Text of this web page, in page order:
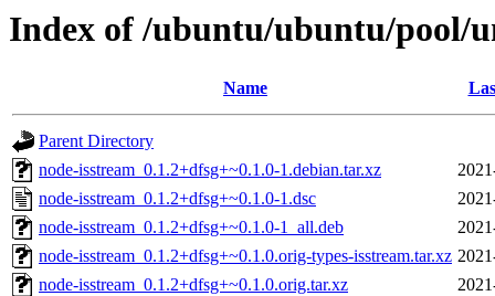
Index of /ubuntu/ubuntu/pool/
Name
Parent Directory
node-isstream_0.1.2+dfsg+~0.1.0-1.debian.tar.xz
node-isstream_0.1.2+dfsg+~0.1.0-1.dsc
node-isstream_0.1.2+dfsg+~0.1.0-1_all.deb
node-isstream_0.1.2+dfsg+~0.1.0.orig-types-isstream.tar.xz
node-isstream_0.1.2+dfsg+~0.1.0.orig.tar.xz